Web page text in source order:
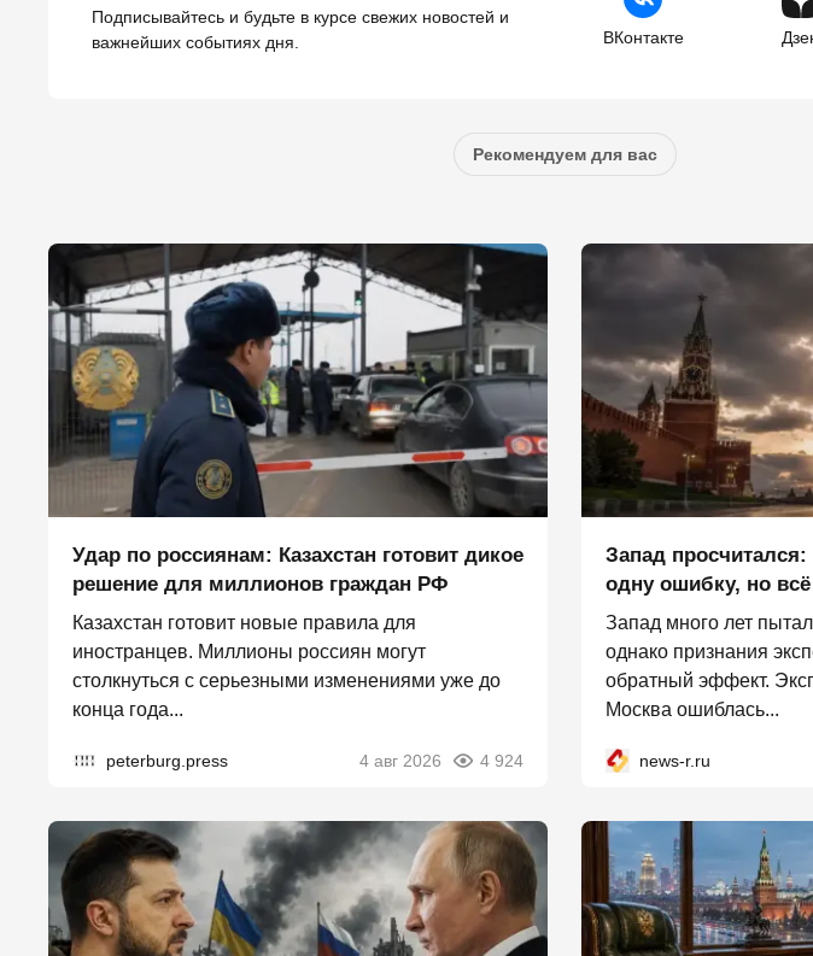
Подписывайтесь и будьте в курсе свежих новостей и
важнейших событиях дня.
ВКонтакте
Рекомендуем для вас
Удар по россиянам: Казахстан готовит дикое
решение для миллионов граждан РФ
Казахстан готовит новые правила для
иностранцев. Миллионы россиян могут
столкнуться с серьезными изменениями уже до
конца года...
peterburg.press 4 авг 2026 4 924
Запад
одну ошибку, но
Запад много лет
однако признания
обратный эффект.
Москва ошиблась...
news-r.ru